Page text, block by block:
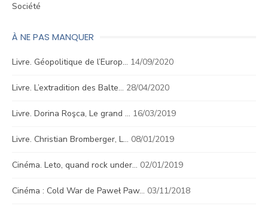
Société
À NE PAS MANQUER
Livre. Géopolitique de l’Europ… 14/09/2020
Livre. L’extradition des Balte… 28/04/2020
Livre. Dorina Roşca, Le grand … 16/03/2019
Livre. Christian Bromberger, L… 08/01/2019
Cinéma. Leto, quand rock under… 02/01/2019
Cinéma : Cold War de Paweł Paw… 03/11/2018